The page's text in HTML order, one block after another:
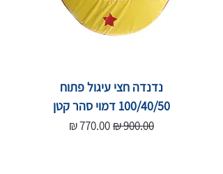
נדנדה חצי עיגול פתוח
100/40/50 דמוי סהר קטן
מחיר רגילמחיר מבצע